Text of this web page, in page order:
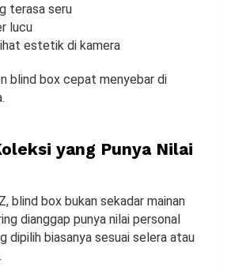
terasa seru
lucu
estetik di kamera
blind box cepat menyebar di
yang Punya Nilai
blind box bukan sekadar mainan
dianggap punya nilai personal
dipilih biasanya sesuai selera atau